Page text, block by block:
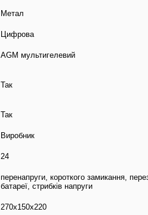
Метал
Цифрова
AGM мультигелевий
Так
Так
Виробник
24
перенапруги, короткого замикання,
батареї, стрибків напруги
270х150х220